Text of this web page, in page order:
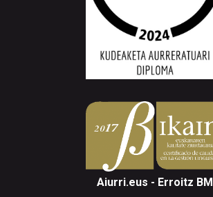
Aiurri.eus - Erroitz BM